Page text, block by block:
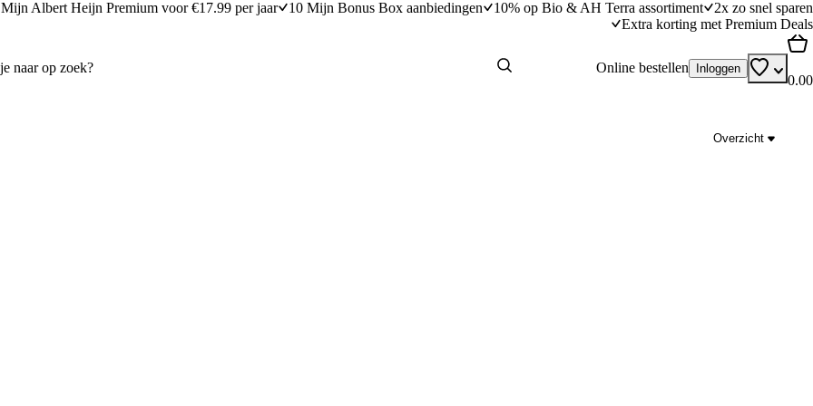
Mijn Albert Heijn Premium voor €17.99 per jaar 10 Mijn Bonus Box aanbiedingen 10% op Bio & AH Terra assortiment
2x zo snel sparen
Extra korting met Premium Deals
Online bestellen Inloggen
0.00
Overzicht